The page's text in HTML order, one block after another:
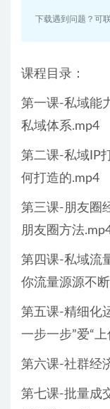
下载遇到问题？可
课程目录：
第一课-私域能
私域体系.mp4
第二课-私域IP
何打造的.mp4
第三课-朋友圈
朋友圈方法
第四课-私域流
你流量源源不
第五课-精细化
一步一步”爱“
第六课-社群经
第七课-批量成